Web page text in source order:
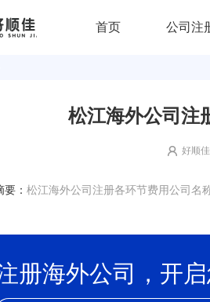
首页 公司注
松江海外公司注
好顺
要： 松江海外公司注册各环节费用公司名
册海外公司，开